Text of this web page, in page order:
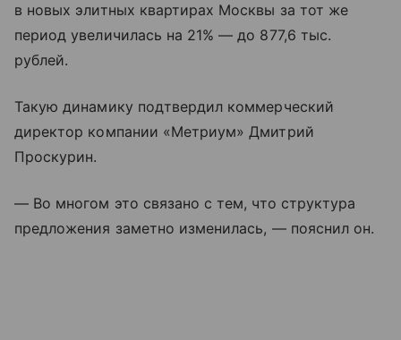
в новых элитных квартирах Москвы за тот же
период увеличилась на 21% — до 877,6 тыс.
рублей.
Такую динамику подтвердил коммерческий
директор компании «Метриум» Дмитрий
Проскурин.
— Во многом это связано с тем, что структура
предложения заметно изменилась, — пояснил он.